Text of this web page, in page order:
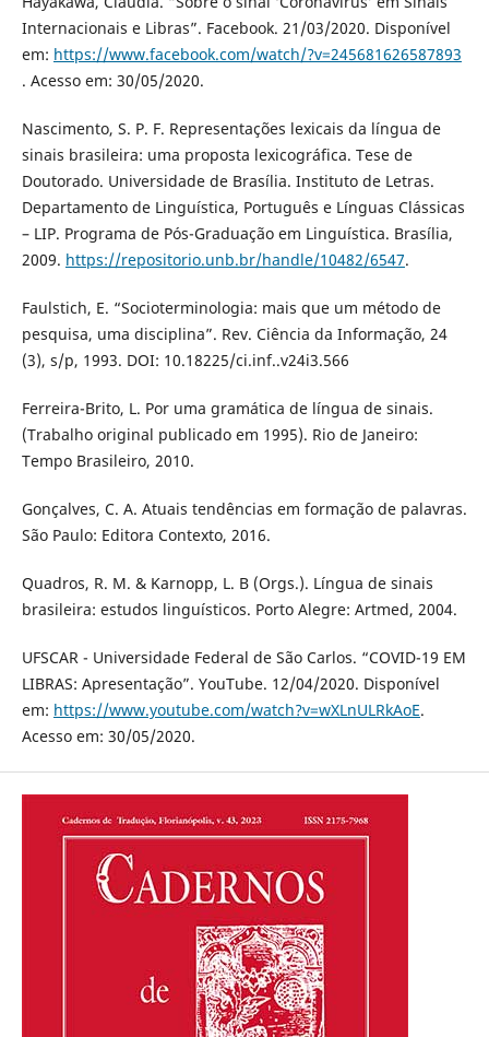
Internacionais e Libras”. Facebook. 21/03/2020. Disponível
em: https://www.facebook.com/watch/?v=245681626587893
. Acesso em: 30/05/2020.
Nascimento, S. P. F. Representações lexicais da língua de
sinais brasileira: uma proposta lexicográfica. Tese de
Doutorado. Universidade de Brasília. Instituto de Letras.
Departamento de Linguística, Português e Línguas Clássicas
– LIP. Programa de Pós-Graduação em Linguística. Brasília,
2009. https://repositorio.unb.br/handle/10482/6547.
Faulstich, E. “Socioterminologia: mais que um método de
pesquisa, uma disciplina”. Rev. Ciência da Informação, 24
(3), s/p, 1993. DOI: 10.18225/ci.inf..v24i3.566
Ferreira-Brito, L. Por uma gramática de língua de sinais.
(Trabalho original publicado em 1995). Rio de Janeiro:
Tempo Brasileiro, 2010.
Gonçalves, C. A. Atuais tendências em formação de palavras.
São Paulo: Editora Contexto, 2016.
Quadros, R. M. & Karnopp, L. B (Orgs.). Língua de sinais
brasileira: estudos linguísticos. Porto Alegre: Artmed, 2004.
UFSCAR - Universidade Federal de São Carlos. “COVID-19 EM
LIBRAS: Apresentação”. YouTube. 12/04/2020. Disponível
em: https://www.youtube.com/watch?v=wXLnULRkAoE.
Acesso em: 30/05/2020.